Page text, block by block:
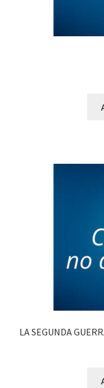
LA SEGUNDA